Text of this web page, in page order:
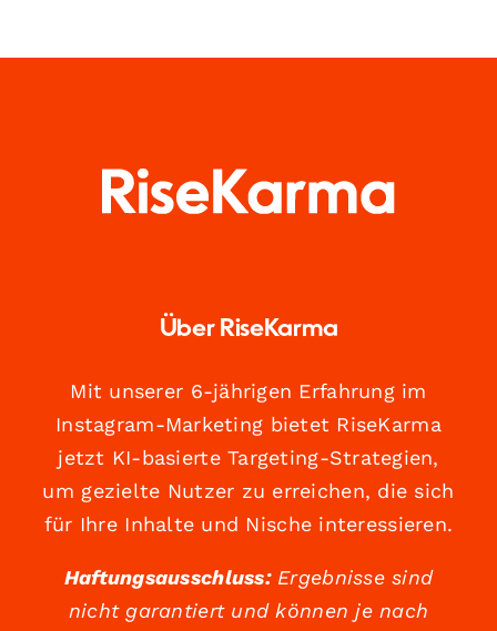
Über RiseKarma
Mit unserer 6-jährigen Erfahrung im
Instagram-Marketing bietet RiseKarma
jetzt KI-basierte Targeting-Strategien,
um gezielte Nutzer zu erreichen, die sich
für Ihre Inhalte und Nische interessieren.
Haftungsausschluss:Ergebnisse sind
nicht garantiert und können je nach